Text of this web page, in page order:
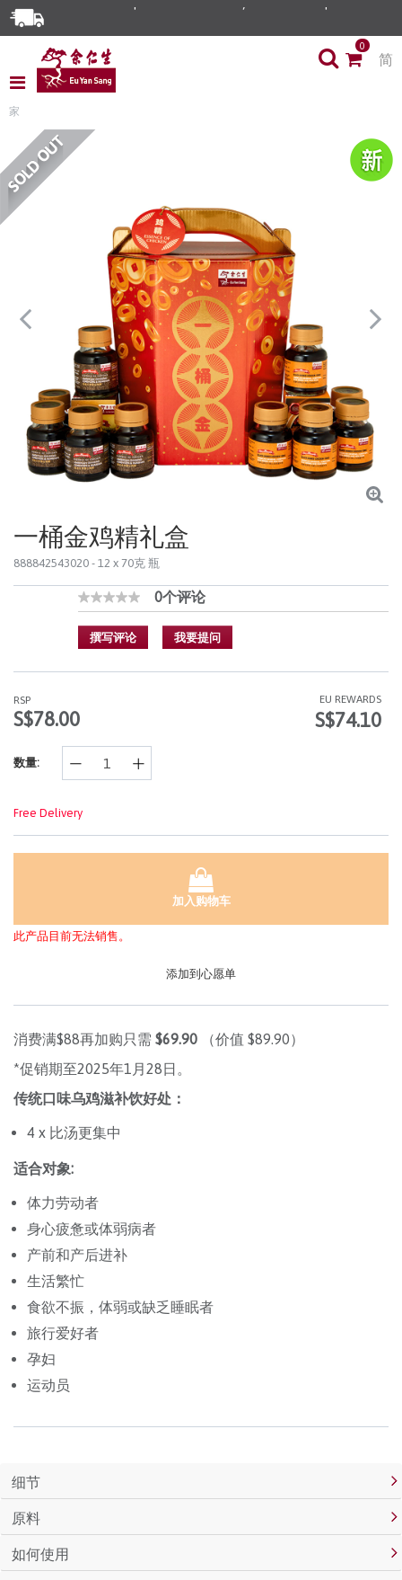
0
简
家
一桶金鸡精礼盒
888842543020 - 12 x 70克 瓶
4.9 out of 5 Customer Rating
无
定
值
样
面
接。
0个评论
撰写评论 我要提问
RSP
S$78.00
EU REWARDS
S$74.10
数量:
Free Delivery
加入购物车
此产品目前无法销售。
添加到心愿单
消费满$88再加购只需 $69.90
（价值 $89.90）
*促销期至2025年1月28日。
传统口味乌鸡滋补饮好处：
4 x 比汤更集中
适合对象:
体力劳动者
身心疲惫或体弱病者
产前和产后进补
生活繁忙
食欲不振，体弱或缺乏睡眠者
旅行爱好者
孕妇
运动员
细节
原料
如何使用